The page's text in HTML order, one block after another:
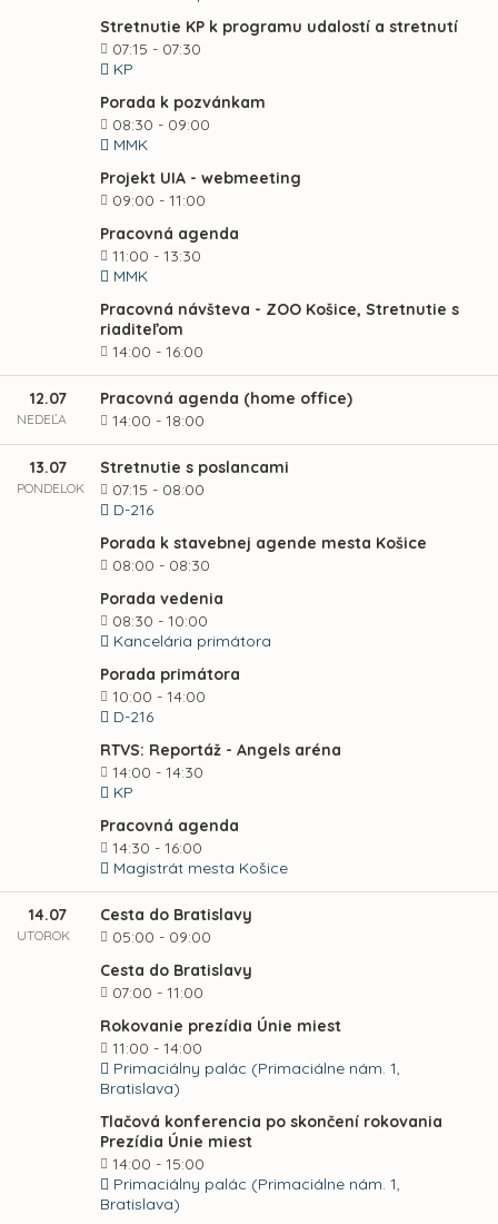
Stretnutie KP k programu udalostí a stretnutí
07:15 - 07:30
KP
Porada k pozvánkam
08:30 - 09:00
MMK
Projekt UIA - webmeeting
09:00 - 11:00
Pracovná agenda
11:00 - 13:30
MMK
Pracovná návšteva - ZOO Košice, Stretnutie s
riaditeľom
14:00 - 16:00
12.07
NEDEĽA
Pracovná agenda (home office)
14:00 - 18:00
13.07
PONDELOK
Stretnutie s poslancami
07:15 - 08:00
D-216
Porada k stavebnej agende mesta Košice
08:00 - 08:30
Porada vedenia
08:30 - 10:00
Kancelária primátora
Porada primátora
10:00 - 14:00
D-216
RTVS: Reportáž - Angels aréna
14:00 - 14:30
KP
Pracovná agenda
14:30 - 16:00
Magistrát mesta Košice
14.07
UTOROK
Cesta do Bratislavy
05:00 - 09:00
Cesta do Bratislavy
07:00 - 11:00
Rokovanie prezídia Únie miest
11:00 - 14:00
Primaciálny palác (Primaciálne nám. 1,
Bratislava)
Tlačová konferencia po skončení rokovania
Prezídia Únie miest
14:00 - 15:00
Primaciálny palác (Primaciálne nám. 1,
Bratislava)